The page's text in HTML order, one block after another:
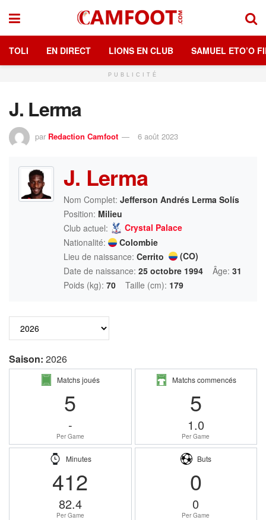
TOLI EN DIRECT LIONS EN CLUB SAMUEL ETO’O
PUBLICITÉ
J. Lerma
par Redaction Camfoot 6 août 2023
J. Lerma
Nom Complet: Jefferson Andrés Lerma Solís
Position: Milieu
Club actuel:
Crystal Palace
Nationalité:
Colombie
Lieu de naissance: Cerrito
(CO)
Date de naissance: 25 octobre 1994 Âge: 31
Poids (kg): 70 Taille (cm): 179
Saison: 2026
Matchs joués
5
-
Per Game
Matchs commencés
5
1.0
Per Game
Minutes
412
82.4
Per Game
Buts
0
0
Per Game